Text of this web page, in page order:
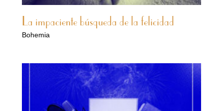
La impaciente búsqueda de la felicidad
Bohemia